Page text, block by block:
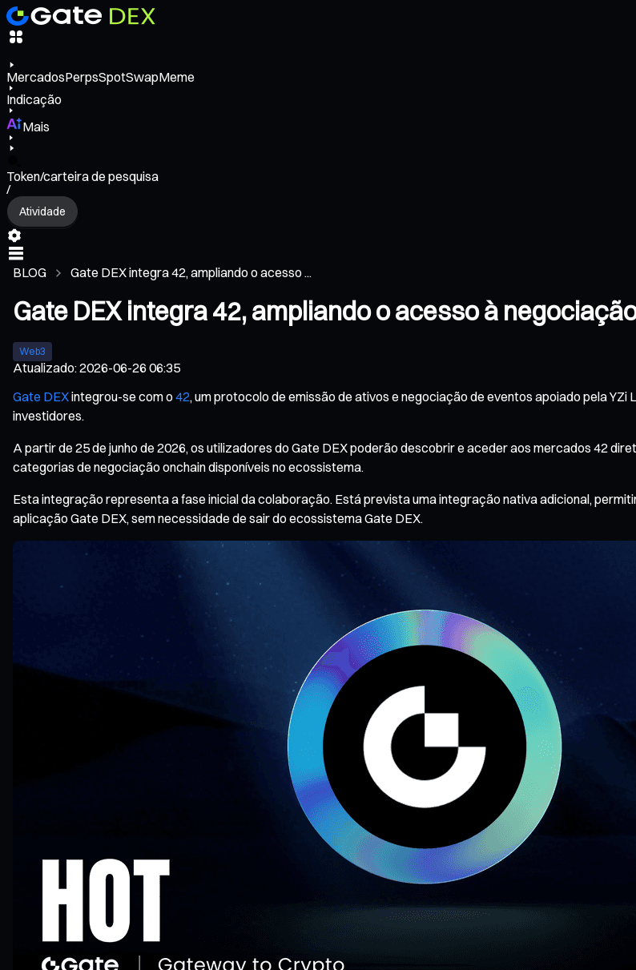
MercadosPerpsSpotSwapMeme
Indicação
Mais
Token/carteira de pesquisa
/
Atividade
BLOG Gate DEX integra 42, ampliando o acesso ...
Gate DEX integra 42, ampliando o acesso à
Web3
Atualizado:2026-06-26 06:35
Gate DEXintegrou-se com o42, um protocolo de emissão de ativos e negociação de eventos apoiado pela
investidores.
A partir de 25 de junho de 2026, os utilizadores do Gate DEX poderão descobrir e aceder aos mercados 42
categorias de negociação onchain disponíveis no ecossistema.
Esta integração representa a fase inicial da colaboração. Está prevista uma integração nativa adicional,
aplicação Gate DEX, sem necessidade de sair do ecossistema Gate DEX.